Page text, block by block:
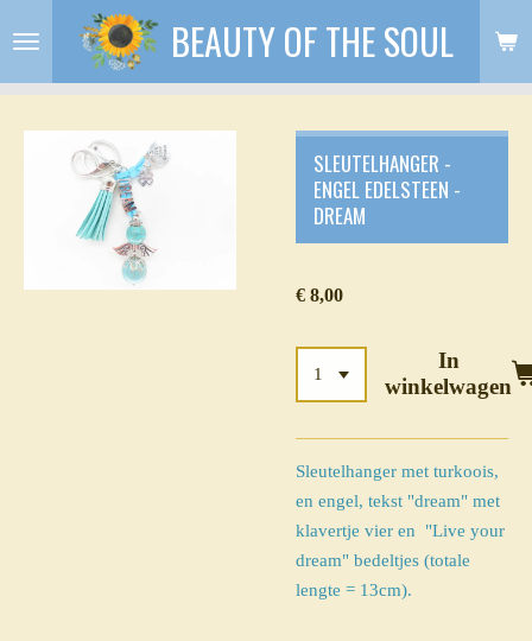
direct
naar
hoofdinhoud
BEAUTY OF THE SOUL
SLEUTELHANGER -
ENGEL EDELSTEEN -
DREAM
€ 8,00
In
winkelwagen
Sleutelhanger met turkoois,
en engel, tekst "dream" met
klavertje vier en
"Live your
dream" bedeltjes (totale
lengte = 13cm).